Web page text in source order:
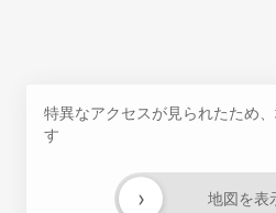
特異なアクセスが見られたため
す
地図を表
›